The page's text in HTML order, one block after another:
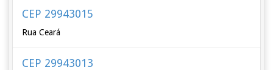
CEP 29943015
Rua Ceará
CEP 29943013